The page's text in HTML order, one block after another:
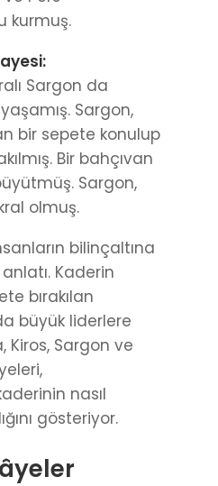
kurmuş.
Sargon da
Sargon,
bir sepete konulup
Bir bahçıvan
Sargon,
olmuş.
bilinçaltına
Kaderin
bırakılan
büyük liderlere
Kiros, Sargon ve
nasıl
gösteriyor.